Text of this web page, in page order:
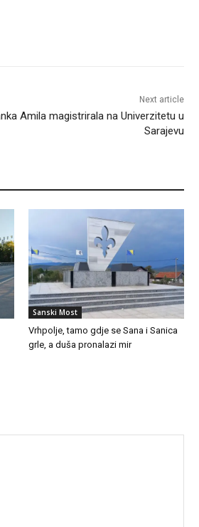
Next article
Amila magistrirala na Univerzitetu u
Sarajevu
Sanski Most
Vrhpolje, tamo gdje se Sana i Sanica
grle, a duša pronalazi mir